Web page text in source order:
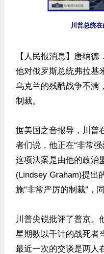
川普总统
【人民报消息】唐纳
他对俄罗斯总统弗拉基
乌克兰的残酷战争不满
制裁。
据美国之音报导，川普
者们说，他正在“非常
这项法案是由他的政治
(Lindsey Graham)提出
施“非常严厉的制裁”，
川普尖锐批评了普京。
星期数以千计的战死者
最近一次的交谈是两人